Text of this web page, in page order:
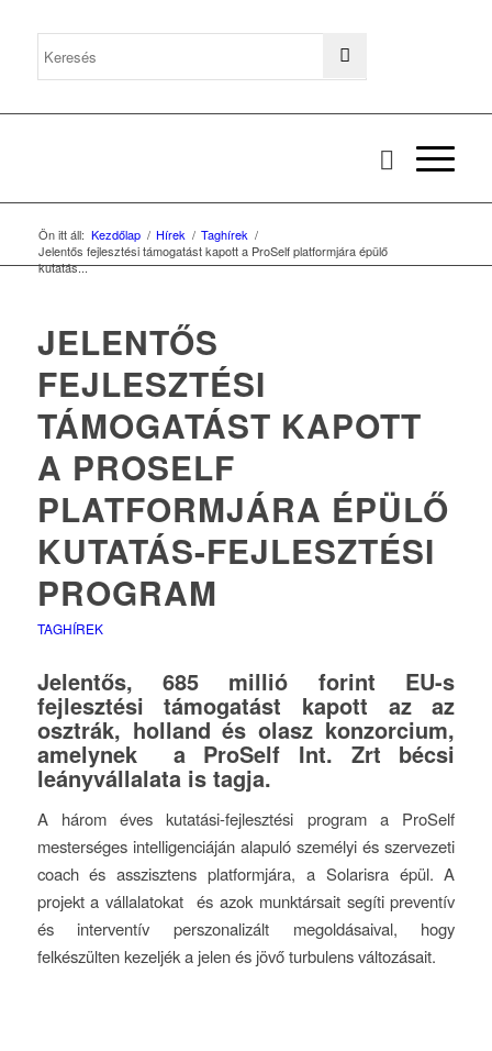
Ön itt áll: Kezdőlap / Hírek / Taghírek /
Jelentős fejlesztési támogatást kapott a ProSelf platformjára épülő
kutatás...
JELENTŐS
FEJLESZTÉSI
TÁMOGATÁST KAPOTT
A PROSELF
PLATFORMJÁRA ÉPÜLŐ
KUTATÁS-FEJLESZTÉSI
PROGRAM
TAGHÍREK
Jelentős, 685 millió forint EU-s
fejlesztési támogatást kapott az az
osztrák, holland és olasz konzorcium,
amelynek a ProSelf Int. Zrt bécsi
leányvállalata is tagja.
A három éves kutatási-fejlesztési program a ProSelf
mesterséges intelligenciáján alapuló személyi és szervezeti
coach és asszisztens platformjára, a Solarisra épül. A
projekt a vállalatokat és azok munktársait segíti preventív
és interventív perszonalizált megoldásaival, hogy
felkészülten kezeljék a jelen és jövő turbulens változásait.